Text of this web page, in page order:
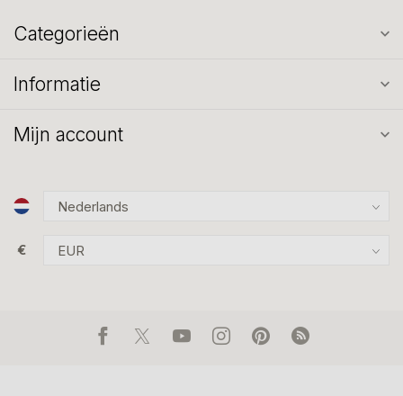
Categorieën
Informatie
Mijn account
€